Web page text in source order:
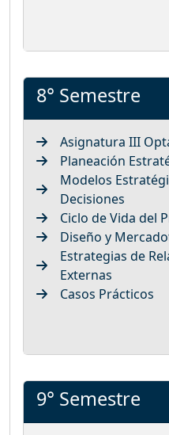
8° Semestre
Asignatura III
Planeación
Modelos
Decisiones
Ciclo de Vida del
Diseño y
Estrategias de
Externas
Casos Prácticos
9° Semestre